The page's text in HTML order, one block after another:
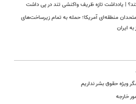
| یادداشت تازه ظریف واکنشی تند در پی داشت
منطقه‌ای آمریکا؛ حمله به تمام زیرساخت‌های
ایران
ویژه حقوق بشر نداریم
خارجه